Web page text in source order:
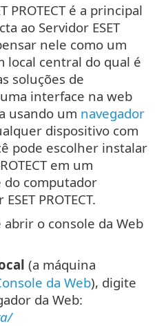
PROTECT é a principal
ao Servidor ESET
nele como um
local central do qual é
soluções de
uma interface na web
usando um navegador
dispositivo com
pode escolher instalar
em um
computador
PROTECT.
o console da Web
(a máquina
da Web), digite
da Web: